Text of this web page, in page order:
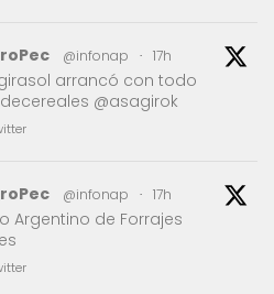
@infonap · 17h
arrancó con todo
@asagirok
@infonap · 17h
Argentino de Forrajes